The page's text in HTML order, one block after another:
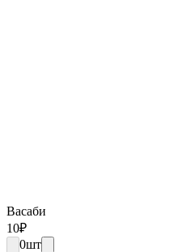
Васаби
10₽
0шт